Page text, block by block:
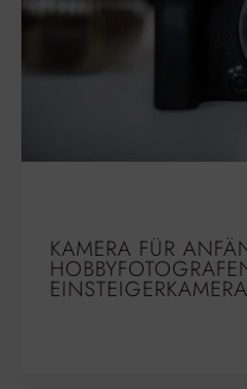
KAMERA FÜR